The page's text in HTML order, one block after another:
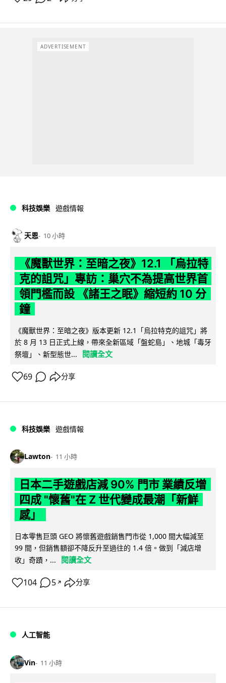
ADVERTISEMENT
科技娛樂 遊戲情報
天恩 10 小時
《魔獸世界：至暗之夜》12.1 「烏拉特
克的詛咒」專訪：巢穴不為提高世界首
領門檻而設 《諸王之眠》縮短約 10 分
鐘
《魔獸世界：至暗之夜》版本更新 12.1「烏拉特克的詛咒」將
於 8 月 13 日正式上線，帶來全新區域「盤蛇島」、地城「毒牙
祭壇」、新型態世...
閱讀全文
69 分享
科技娛樂 遊戲情報
Lawton 11 小時
日本二手遊戲店減 90% 門市 業績反增
四成 "懷舊"在 Z 世代變成最潮「新鮮
感」
日本零售巨頭 GEO 將懷舊遊戲銷售門市從 1,000 間大幅減至
99 間，但銷售額卻不降反升至過往的 1.4 倍。做到「減店增
收」奇蹟，...
閱讀全文
104 5 ↗ 分享
人工智能
Vin 11 小時